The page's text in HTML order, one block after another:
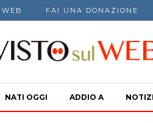
FAI UNA DONAZIONE
NATI OGGI ADDIO A